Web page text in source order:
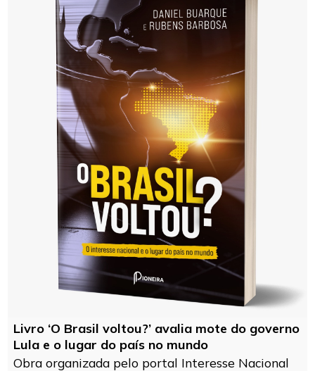
Livro ‘O Brasil voltou?’ avalia mote do governo
Lula e o lugar do país no mundo
Obra organizada pelo portal Interesse Nacional